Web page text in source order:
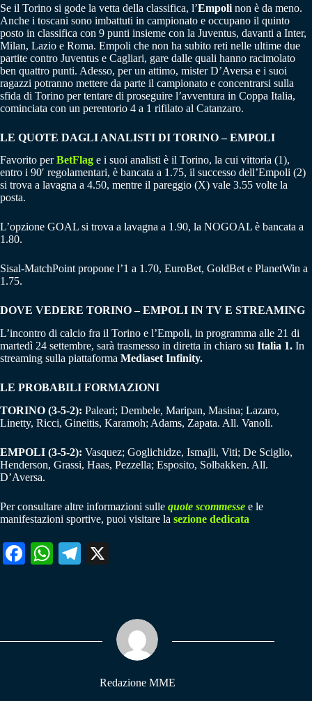
Se il Torino si gode la vetta della classifica, l’Empoli non è da meno.
Anche i toscani sono imbattuti in campionato e occupano il quinto
posto in classifica con 9 punti insieme con la Juventus, davanti a Inter,
Milan, Lazio e Roma. Empoli che non ha subito reti nelle ultime due
partite contro Juventus e Cagliari, gare dalle quali hanno racimolato
ben quattro punti. Adesso, per un attimo, mister D’Aversa e i suoi
ragazzi potranno mettere da parte il campionato e concentrarsi sulla
sfida di Torino per tentare di proseguire l’avventura in Coppa Italia,
cominciata con un perentorio 4 a 1 rifilato al Catanzaro.
LE QUOTE DAGLI ANALISTI DI TORINO – EMPOLI
Favorito perBetFlag e i suoi analisti è il Torino, la cui vittoria (1),
entro i 90′ regolamentari, è bancata a 1.75, il successo dell’Empoli (2)
si trova a lavagna a 4.50, mentre il pareggio (X) vale 3.55 volte la
posta.
L’opzione GOAL si trova a lavagna a 1.90, la NOGOAL è bancata a
1.80.
Sisal-MatchPoint propone l’1 a 1.70, EuroBet, GoldBet e PlanetWin a
1.75.
DOVE VEDERE TORINO – EMPOLI IN TV E STREAMING
L’incontro di calcio fra il Torino e l’Empoli, in programma alle 21 di
martedì 24 settembre, sarà trasmesso in diretta in chiaro su Italia 1. In
streaming sulla piattaforma Mediaset Infinity.
LE PROBABILI FORMAZIONI
TORINO (3-5-2): Paleari; Dembele, Maripan, Masina; Lazaro,
Linetty, Ricci, Gineitis, Karamoh; Adams, Zapata. All. Vanoli.
EMPOLI (3-5-2): Vasquez; Goglichidze, Ismajli, Viti; De Sciglio,
Henderson, Grassi, Haas, Pezzella; Esposito, Solbakken. All.
D’Aversa.
Per consultare altre informazioni sulle quote scommesse e le
manifestazioni sportive, puoi visitare la sezione dedicata
Fa W
pp
Te
m
Redazione MME